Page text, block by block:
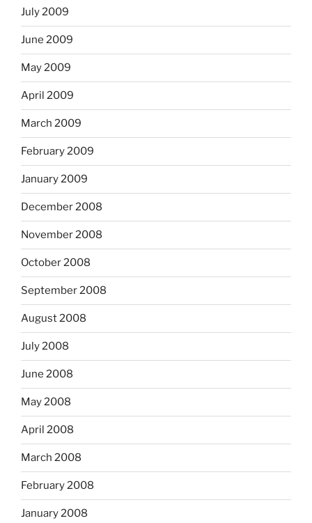
July 2009
June 2009
May 2009
April 2009
March 2009
February 2009
January 2009
December 2008
November 2008
October 2008
September 2008
August 2008
July 2008
June 2008
May 2008
April 2008
March 2008
February 2008
January 2008